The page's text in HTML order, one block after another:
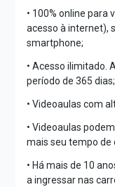
• 100% online para
acesso à internet),
smartphone;
• Acesso ilimitado.
período de 365 dias;
• Videoaulas com
• Videoaulas
mais seu tempo de
• Há mais de 10
a ingressar nas